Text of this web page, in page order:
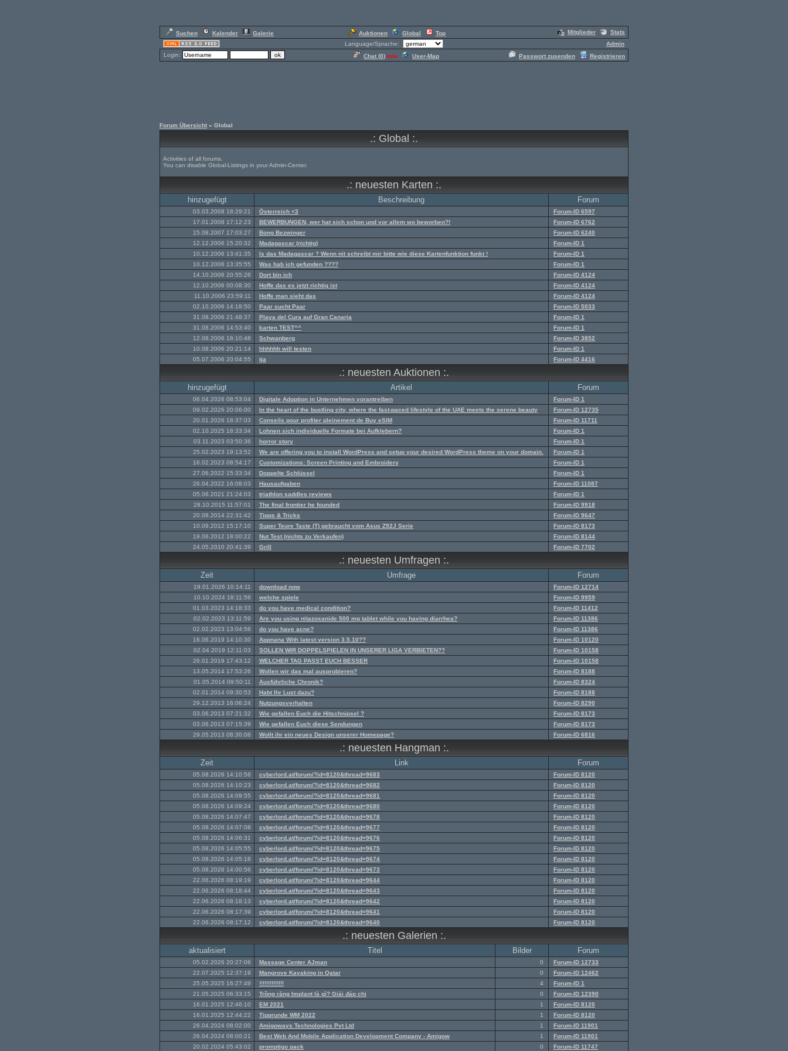
Suchen Kalender Galerie Auktionen Global Top Mitglieder
Stats
Language/Sprache:
Admin
Login:
Chat (0) new User-Map Passwort zusenden Registrieren
Forum Übersicht » Global
.: Global :.
Activities of all forums.
You can disable Global-Listings in your Admin-Center.
.: neuesten Karten :.
hinzugefügt Beschreibung Forum
03.03.2008 18:29:21 Österreich <3
Forum-ID 6597
17.01.2008 17:12:23
BEWERBUNGEN, wer hat sich schon und vor allem wo beworben?!
Forum-ID 6762
15.08.2007 17:03:27
Bong Bezwinger
Forum-ID 6240
12.12.2006 15:20:32
Madagascar (richtig)
Forum-ID 1
10.12.2006 13:41:35
Is das Madagascar ? Wenn nit schreibt mir bitte wie diese Kartenfunktion funkt !
Forum-ID 1
10.12.2006 13:35:55
Was hab ich gefunden ????
Forum-ID 1
14.10.2006 20:55:26
Dort bin ich
Forum-ID 4124
12.10.2006 00:08:30
Hoffe das es jetzt richtig ist
Forum-ID 4124
11.10.2006 23:59:11
Hoffe man sieht das
Forum-ID 4124
02.10.2006 14:18:50
Paar sucht Paar
Forum-ID 5033
31.08.2006 21:48:37
Playa del Cura auf Gran Canaria
Forum-ID 1
31.08.2006 14:53:40
karten TEST^^
Forum-ID 1
12.08.2006 18:10:48
Schwanberg
Forum-ID 3852
10.08.2006 20:21:14
hhhhhh will testen
Forum-ID 1
05.07.2006 20:04:55
tja Forum-ID 4416
.: neuesten Auktionen :.
hinzugefügt Artikel Forum
06.04.2026 08:53:04 Digitale Adoption in Unternehmen vorantreiben
Forum-ID 1
09.02.2026 20:06:00
In the heart of the bustling city, where the fast-paced lifestyle of the UAE meets the serene beauty
Forum-ID 12735
20.01.2026 18:37:03
Conseils pour profiter pleinement de Buy eSIM
Forum-ID 11711
02.10.2025 18:33:34
Lohnen sich individuelle Formate bei Aufklebern?
Forum-ID 1
03.11.2023 03:50:36
horror story
Forum-ID 1
25.02.2023 19:13:52
We are offering you to install WordPress and setup your desired WordPress theme on your domain.
Forum-ID 1
16.02.2023 08:54:17
Customizations: Screen Printing and Embroidery
Forum-ID 1
27.06.2022 15:33:34
Doppelte Schlüssel
Forum-ID 1
26.04.2022 16:08:03
Hausaufgaben
Forum-ID 11087
05.06.2021 21:24:03
triathlon saddles reviews
Forum-ID 1
28.10.2015 11:57:01
The final frontier he founded
Forum-ID 9918
20.08.2014 22:31:42
Tipps & Tricks
Forum-ID 9647
10.09.2012 15:17:10
Super Teure Taste (T) gebraucht vom Asus Z92J Serie
Forum-ID 8173
19.06.2012 18:00:22
Nut Test (nichts zu Verkaufen)
Forum-ID 8144
24.05.2010 20:41:39
Grill Forum-ID 7702
.: neuesten Umfragen :.
Zeit Umfrage Forum
19.01.2026 10:14:11 download now
Forum-ID 12714
10.10.2024 18:11:56
welche spiele
Forum-ID 9959
01.03.2023 14:18:33
do you have medical condition?
Forum-ID 11412
02.02.2023 13:11:59
Are you using nitazoxanide 500 mg tablet while you having diarrhea?
Forum-ID 11386
02.02.2023 13:04:56
do you have acne?
Forum-ID 11386
16.06.2019 14:10:30
Appnana With latest version 3.5.10??
Forum-ID 10120
02.04.2019 12:11:03
SOLLEN WIR DOPPELSPIELEN IN UNSERER LIGA VERBIETEN??
Forum-ID 10158
26.01.2019 17:43:12
WELCHER TAG PASST EUCH BESSER
Forum-ID 10158
13.05.2014 17:53:26
Wollen wir das mal ausprobieren?
Forum-ID 8188
01.05.2014 09:50:11
Ausführliche Chronik?
Forum-ID 8324
02.01.2014 09:30:53
Habt Ihr Lust dazu?
Forum-ID 8188
29.12.2013 16:06:24
Nutzungsverhalten
Forum-ID 8290
03.06.2013 07:21:32
Wie gefallen Euch die Hitschnipsel ?
Forum-ID 8173
03.06.2013 07:15:39
Wie gefallen Euch diese Sendungen
Forum-ID 8173
29.05.2013 08:30:06
Wollt ihr ein neues Design unserer Homepage? Forum-ID 6816
.: neuesten Hangman :.
Zeit Link Forum
05.08.2026 14:10:56 cyberlord.at/forum/?id=8120&thread=9683
Forum-ID 8120
05.08.2026 14:10:23
cyberlord.at/forum/?id=8120&thread=9682
Forum-ID 8120
05.08.2026 14:09:55
cyberlord.at/forum/?id=8120&thread=9681
Forum-ID 8120
05.08.2026 14:09:24
cyberlord.at/forum/?id=8120&thread=9680
Forum-ID 8120
05.08.2026 14:07:47
cyberlord.at/forum/?id=8120&thread=9678
Forum-ID 8120
05.08.2026 14:07:08
cyberlord.at/forum/?id=8120&thread=9677
Forum-ID 8120
05.08.2026 14:06:31
cyberlord.at/forum/?id=8120&thread=9676
Forum-ID 8120
05.08.2026 14:05:55
cyberlord.at/forum/?id=8120&thread=9675
Forum-ID 8120
05.08.2026 14:05:18
cyberlord.at/forum/?id=8120&thread=9674
Forum-ID 8120
05.08.2026 14:00:56
cyberlord.at/forum/?id=8120&thread=9673
Forum-ID 8120
22.06.2026 08:19:19
cyberlord.at/forum/?id=8120&thread=9644
Forum-ID 8120
22.06.2026 08:18:44
cyberlord.at/forum/?id=8120&thread=9643
Forum-ID 8120
22.06.2026 08:18:13
cyberlord.at/forum/?id=8120&thread=9642
Forum-ID 8120
22.06.2026 08:17:39
cyberlord.at/forum/?id=8120&thread=9641
Forum-ID 8120
22.06.2026 08:17:12
cyberlord.at/forum/?id=8120&thread=9640 Forum-ID 8120
.: neuesten Galerien :.
aktualisiert Titel Bilder Forum
05.02.2026 20:27:06 Massage Center AJman 0
Forum-ID 12733
22.07.2025 12:37:19
Mangrove Kayaking in Qatar 0
Forum-ID 12462
25.05.2025 16:27:49
!!!!!!!!!!!!!! 4
Forum-ID 1
21.05.2025 06:33:15
Trồng răng Implant là gì? Giải đáp chi 0
Forum-ID 12390
16.01.2025 12:46:10
EM 2021 1
Forum-ID 8120
16.01.2025 12:44:22
Tipprunde WM 2022 1
Forum-ID 8120
26.04.2024 08:02:00
Amigoways Technologies Pvt Ltd 1
Forum-ID 11901
26.04.2024 08:00:21
Best Web And Mobile Application Development Company - Amigow 1
Forum-ID 11901
20.02.2024 05:43:02
promptigo pack 0 Forum-ID 11747